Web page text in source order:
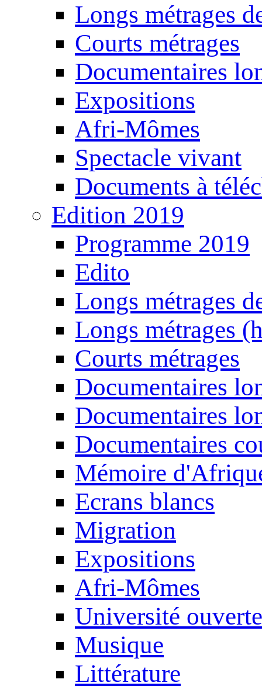
Longs métrages
Courts métrages
Documentaires
Expositions
Afri-Mômes
Spectacle vivant
Documents à
Edition 2019
Programme 2019
Edito
Longs métrages
Longs métrages
Courts métrages
Documentaires
Documentaires
Documentaires
Mémoire
Ecrans blancs
Migration
Expositions
Afri-Mômes
Université ouverte
Musique
Littérature